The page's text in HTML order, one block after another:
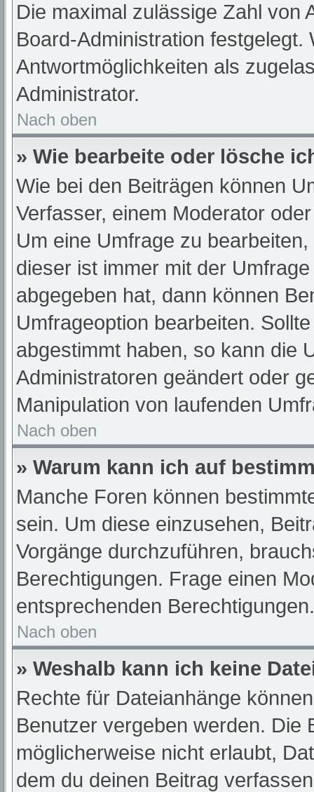
Die maximal zulässige Zahl von
Board-Administration festgelegt.
Antwortmöglichkeiten als
Administrator.
Nach oben
» Wie bearbeite oder lösche
Wie bei den Beiträgen können
Verfasser, einem Moderator
Um eine Umfrage zu
dieser ist immer mit der
abgegeben hat, dann können
Umfrageoption bearbeiten.
abgestimmt haben, so kann die
Administratoren geändert oder
Manipulation von laufenden
Nach oben
» Warum kann ich auf
Manche Foren können
sein. Um diese einzusehen,
Vorgänge durchzuführen,
Berechtigungen. Frage einen
entsprechenden Berechtigungen.
Nach oben
» Weshalb kann ich keine
Rechte für Dateianhänge
Benutzer vergeben werden. Die
möglicherweise nicht erlaubt,
dem du deinen Beitrag